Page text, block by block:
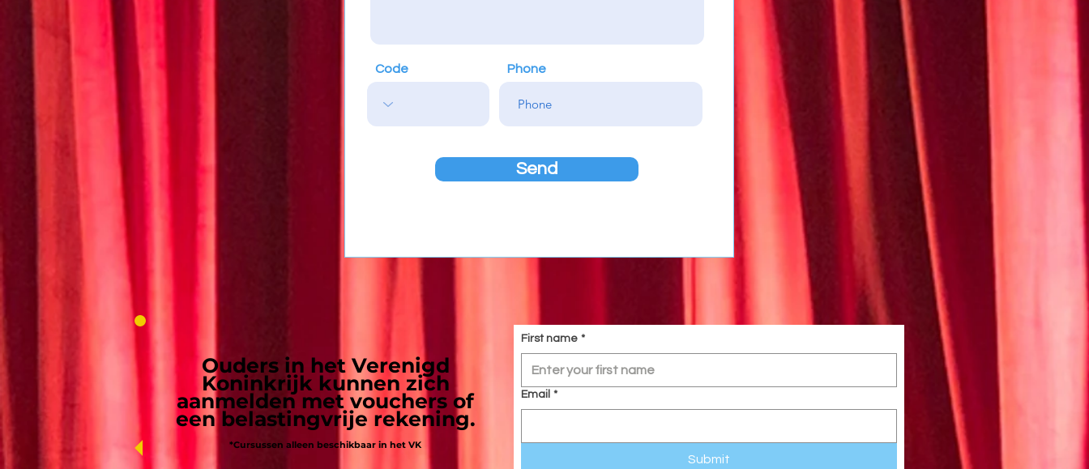
Code Phone
Send
Ouders in het Verenigd
Koninkrijk kunnen zich
aanmelden met vouchers of
een belastingvrije rekening.
*Cursussen alleen beschikbaar in het VK
First name *
Email *
Submit